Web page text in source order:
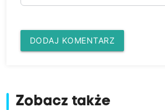
DODAJ KOMENTARZ
Zobacz także